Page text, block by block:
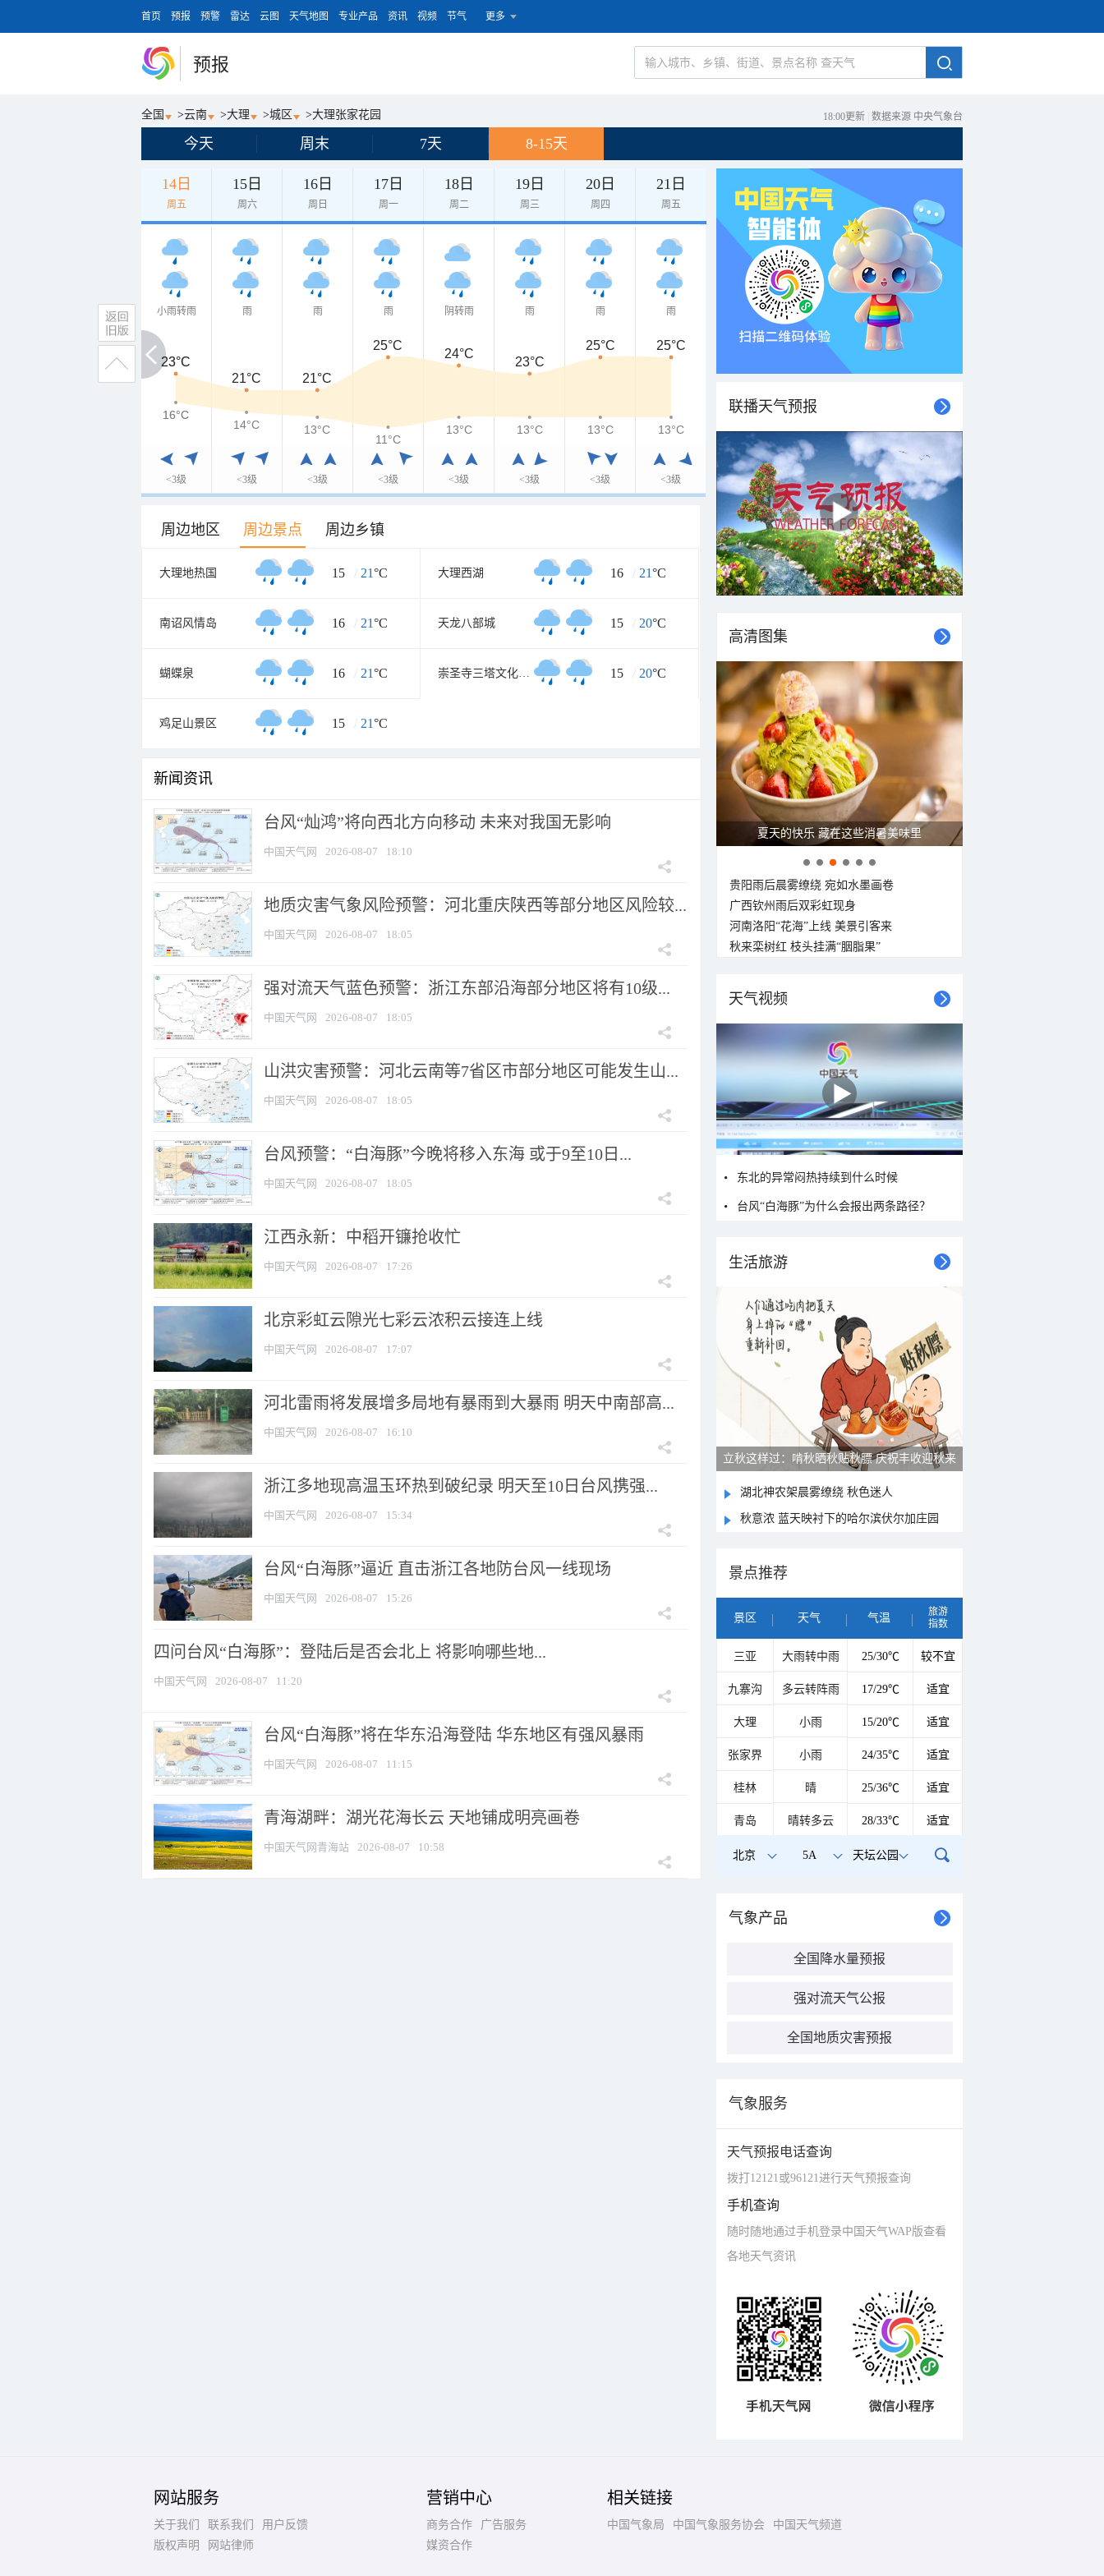
首页 预报 预警 雷达 云图 天气地图 专业产品 资讯 视频 节气 更多
预报
全国 >云南 >大理 >城区 >大理张家花园 18:00更新 数据来源 中央气象台
今天 周末 7天 8-15天
14日
周五
15日
周六
16日
周日
17日
周一
18日
周二
19日
周三
20日
周四
21日
周五
小雨转雨
<3级
雨
<3级
雨
<3级
雨
<3级
阴转雨
<3级
雨
<3级
雨
<3级
雨
<3级
23°C
23°C
21°C
21°C
25°C
24°C
23°C
25°C 25°C
16°C
16°C
14°C 13°C
11°C
13°C 13°C 13°C 13°C
周边地区 周边景点 周边乡镇
大理地热国 15 / 21°C 大理西湖 16 / 21°C
南诏风情岛 16 / 21°C 天龙八部城 15 / 20°C
蝴蝶泉 16 / 21°C 崇圣寺三塔文化旅游区 15 / 20°C
鸡足山景区 15 / 21°C
新闻资讯
台风“灿鸿”将向西北方向移动 未来对我国无影响
中国天气网 2026-08-07 18:10
地质灾害气象风险预警：河北重庆陕西等部分地区风险较...
中国天气网 2026-08-07 18:05
强对流天气蓝色预警：浙江东部沿海部分地区将有10级...
中国天气网 2026-08-07 18:05
山洪灾害预警：河北云南等7省区市部分地区可能发生山...
中国天气网 2026-08-07 18:05
台风预警：“白海豚”今晚将移入东海 或于9至10日...
中国天气网 2026-08-07 18:05
江西永新：中稻开镰抢收忙
中国天气网 2026-08-07 17:26
北京彩虹云隙光七彩云浓积云接连上线
中国天气网 2026-08-07 17:07
河北雷雨将发展增多局地有暴雨到大暴雨 明天中南部高...
中国天气网 2026-08-07 16:10
浙江多地现高温玉环热到破纪录 明天至10日台风携强...
中国天气网 2026-08-07 15:34
台风“白海豚”逼近 直击浙江各地防台风一线现场
中国天气网 2026-08-07 15:26
四问台风“白海豚”：登陆后是否会北上 将影响哪些地...
中国天气网 2026-08-07 11:20
台风“白海豚”将在华东沿海登陆 华东地区有强风暴雨
中国天气网 2026-08-07 11:15
青海湖畔：湖光花海长云 天地铺成明亮画卷
中国天气网青海站 2026-08-07 10:58
联播天气预报
高清图集
夏天的快乐 藏在这些消暑美味里
贵阳雨后晨雾缭绕 宛如水墨画卷
广西钦州雨后双彩虹现身
河南洛阳“花海”上线 美景引客来
秋来栾树红 枝头挂满“胭脂果”
天气视频
东北的异常闷热持续到什么时候
台风“白海豚”为什么会报出两条路径？
生活旅游
立秋这样过：啃秋晒秋贴秋膘 庆祝丰收迎秋来
湖北神农架晨雾缭绕 秋色迷人
秋意浓 蓝天映衬下的哈尔滨伏尔加庄园
景点推荐
景区 天气 气温
旅游
指数
三亚 大雨转中雨 25/30℃ 较不宜
九寨沟 多云转阵雨 17/29℃ 适宜
大理 小雨 15/20℃ 适宜
张家界 小雨 24/35℃ 适宜
桂林 晴 25/36℃ 适宜
青岛 晴转多云 28/33℃ 适宜
北京 5A 天坛公园
气象产品
全国降水量预报
强对流天气公报
全国地质灾害预报
气象服务
天气预报电话查询
拨打12121或96121进行天气预报查询
手机查询
随时随地通过手机登录中国天气WAP版查看
各地天气资讯
网站服务
关于我们 联系我们
用户反馈
版权声明
网站律师
营销中心
商务合作
广告服务
媒资合作
相关链接
中国气象局 中国气象服务协会 中国天气频道